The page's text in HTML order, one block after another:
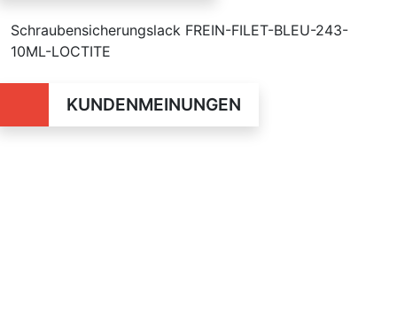
Schraubensicherungslack FREIN-FILET-BLEU-243-
10ML-LOCTITE
KUNDENMEINUNGEN